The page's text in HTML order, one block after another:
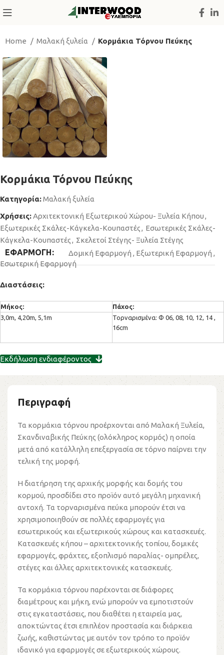
Home Μαλακή ξυλεία Κορμάκια Τόρνου Πεύκης
Κορμάκια Τόρνου Πεύκης
Κατηγορία:Μαλακή ξυλεία
Χρήσεις:Αρχιτεκτονική Εξωτερικού Χώρου- Ξυλεία Κήπου,
Εξωτερικές Σκάλες-Κάγκελα-Κουπαστές, Εσωτερικές Σκάλες-
Κάγκελα-Kουπαστές, Σκελετοί Στέγης- Ξυλεία Στέγης
ΕΦΑΡΜΟΓΗ Δομική Εφαρμογή , Εξωτερική Εφαρμογή ,
Εσωτερική Εφαρμογή
Διαστάσεις:
Μήκος:
3,0m, 4,20m, 5,1m
Πάχος:
Τορναρισμένα: Φ 06, 08, 10, 12, 14 ,
16cm
Εκδήλωση ενδιαφέροντος
Περιγραφή
Τα κορμάκια τόρνου προέρχονται από Μαλακή Ξυλεία,
Σκανδιναβικής Πεύκης (ολόκληρος κορμός) η οποία
μετά από κατάλληλη επεξεργασία σε τόρνο παίρνει την
τελική της μορφή.
Η διατήρηση της αρχικής μορφής και δομής του
κορμού, προσδίδει στο προϊόν αυτό μεγάλη μηχανική
αντοχή. Τα τορναρισμένα πεύκα μπορούν έτσι να
χρησιμοποιηθούν σε πολλές εφαρμογές για
εσωτερικούς και εξωτερικούς χώρους και κατασκευές.
Κατασκευές κήπου – αρχιτεκτονικής τοπίου, δομικές
εφαρμογές, φράχτες, εξοπλισμό παραλίας- ομπρέλες,
στέγες και άλλες αρχιτεκτονικές κατασκευές.
Τα κορμάκια τόρνου παρέχονται σε διάφορες
διαμέτρους και μήκη, ενώ μπορούν να εμποτιστούν
στις εγκαταστάσεις, που διαθέτει η εταιρεία μας,
αποκτώντας έτσι επιπλέον προστασία και διάρκεια
ζωής, καθιστώντας με αυτόν τον τρόπο το προϊόν
ιδανικό για εφαρμογές σε εξωτερικούς χώρους.